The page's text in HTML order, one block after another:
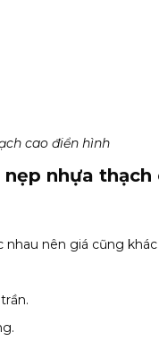
cao điển hình
nhựa thạch
nhau nên giá cũng khác